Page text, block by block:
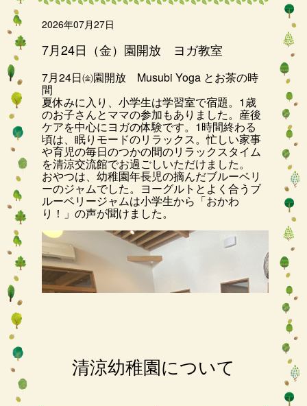
2026年07月27日
7月24日（金）園開放 ヨガ教室
7月24日㈮園開放 Musubi Yoga とお茶の時
間
夏休みに入り、小学生は学習室で宿題。1歳
のお子さんとママの参加もありました。産後
ケアを中心にヨガの体験です。1時間終わる
頃は、眠りモードのリラックス。忙しい家事
や育児の毎日のつかの間のリラックスタイム
を清涼交流館でお過ごしいただけました。
おやつは、幼稚園年長児の摘んだブルーベリ
ーのジャムでした。ヨーグルトとよく合うブ
ルーベリージャムは小学生から「おかわ
り！」の声が聞けました。
清涼幼稚園について